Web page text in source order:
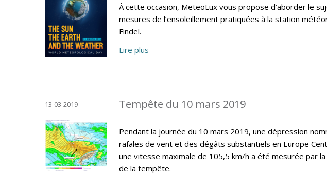
À cette occasion, MeteoLux vous propose d’aborder le
mesures de l’ensoleillement pratiquées à la station
Findel.
Lire plus
Tempête du 10 mars 2019
13-03-2019
Pendant la journée du 10 mars 2019, une dépression
rafales de vent et des dégâts substantiels en Europe
une vitesse maximale de 105,5 km/h a été mesurée par
de la tempête.